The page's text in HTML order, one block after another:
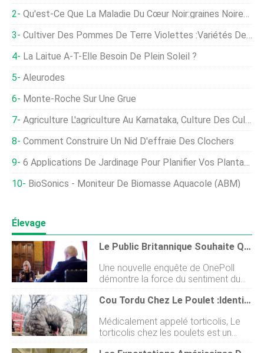
Qu'est-Ce Que La Maladie Du Cœur Noir:graines Noires Pourries Dans La Grenade
Cultiver Des Pommes De Terre Violettes :variétés De Pommes De Terre Bleues Et Violettes
La Laitue A-T-Elle Besoin De Plein Soleil ?
Aleurodes
Monte-Roche Sur Une Grue
Agriculture L'agriculture Au Karnataka, Culture Des Cultures
Comment Construire Un Nid D'effraie Des Clochers
6 Applications De Jardinage Pour Planifier Vos Plantations
BioSonics - Moniteur De Biomasse Aquacole (ABM)
Élevage
Le Public Britannique Souhaite Que Les Normes Alimentaires Et Agricoles Soient Protégées Dans Les Futurs Accords Commerciaux
Une nouvelle enquête de OnePoll
démontre la force du sentiment du
public britannique lorsquil sagit de
respecter les normes alimentaires
négociations commerciales, avec
85 % des personnes déclarant
quelles souhaitent que les futurs
Cou Tordu Chez Le Poulet :identifier, Cause, Traitement Et Prévention
Médicalement appelé torticolis, Le
torticolis chez les poulets est un
signe clinique qui est décrit comme